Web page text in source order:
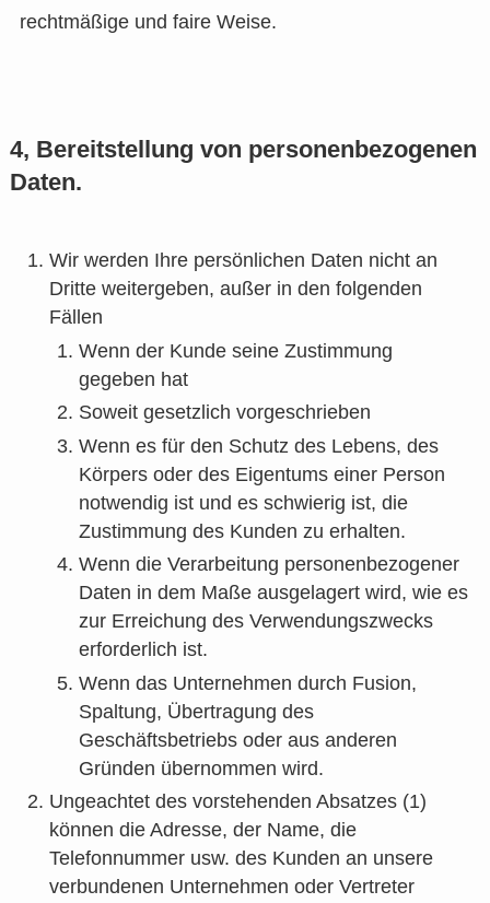
rechtmäßige und faire Weise.
4, Bereitstellung von personenbezogenen
Daten.
Wir werden Ihre persönlichen Daten nicht an
Dritte weitergeben, außer in den folgenden
Fällen
Wenn der Kunde seine Zustimmung
gegeben hat
Soweit gesetzlich vorgeschrieben
Wenn es für den Schutz des Lebens, des
Körpers oder des Eigentums einer Person
notwendig ist und es schwierig ist, die
Zustimmung des Kunden zu erhalten.
Wenn die Verarbeitung personenbezogener
Daten in dem Maße ausgelagert wird, wie es
zur Erreichung des Verwendungszwecks
erforderlich ist.
Wenn das Unternehmen durch Fusion,
Spaltung, Übertragung des
Geschäftsbetriebs oder aus anderen
Gründen übernommen wird.
Ungeachtet des vorstehenden Absatzes (1)
können die Adresse, der Name, die
Telefonnummer usw. des Kunden an unsere
verbundenen Unternehmen oder Vertreter